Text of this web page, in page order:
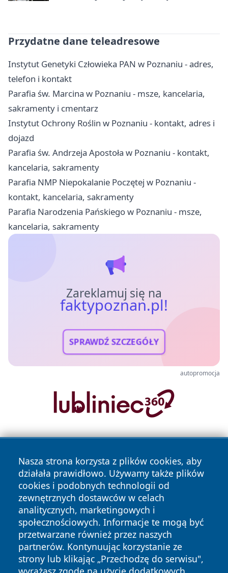
Przydatne dane teleadresowe
Instytut Genetyki Człowieka PAN w Poznaniu - adres,
telefon i kontakt
Parafia św. Marcina w Poznaniu - msze, kancelaria,
sakramenty i cmentarz
Instytut Ochrony Roślin w Poznaniu - kontakt, adres i
dojazd
Parafia św. Andrzeja Apostoła w Poznaniu - kontakt,
kancelaria, sakramenty
Parafia NMP Niepokalanie Poczętej w Poznaniu -
kontakt, kancelaria, sakramenty
Parafia Narodzenia Pańskiego w Poznaniu - msze,
kancelaria, sakramenty
Zareklamuj się na
faktypoznan.pl!
SPRAWDŹ SZCZEGÓŁY
autopromocja
Nasza strona korzysta z plików cookies, aby
działała prawidłowo. Używamy także plików
cookies i podobnych technologii od
zewnętrznych dostawców w celach
analitycznych, marketingowych i
społecznościowych. Informacje te mogą być
przetwarzane również przez naszych
partnerów. Kontynuując korzystanie ze
strony lub klikając „Przechodzę do serwisu",
Copyright © 2026 faktypoznan.pl Wszystkie prawa
zastrzeżone.
News Autorzy
Polityka
Prywatności
Polityka
Cookies